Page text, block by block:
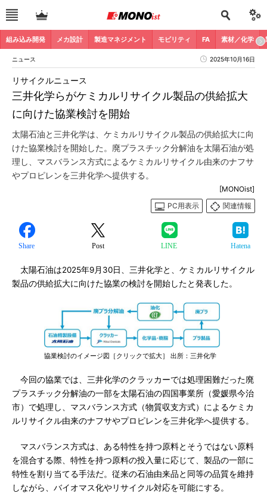
組み込み開発 メカ設計 製造マネジメント モビリティ FA 素材／化学
ニュース 2025年10月16日
三井化学らがケミカルリサイクル製品の供給拡大
に向けた協業検討を開始
リサイクルニュース
太陽石油と三井化学は、ケミカルリサイクル製品の供給拡大に向
けた協業検討を開始した。廃プラスチック分解油を太陽石油が処
理し、マスバランス方式によるケミカルリサイクル由来のナフサ
やプロピレンを三井化学へ提供する。
[MONOist]
PC用表示
関連情報
Share Post LINE Hatena
太陽石油は2025年9月30日、三井化学と、ケミカルリサイクル
製品の供給拡大に向けた協業の検討を開始したと発表した。
協業検討のイメージ図［クリックで拡大］ 出所：三井化学
今回の協業では、三井化学のクラッカーでは処理困難だった廃
プラスチック分解油の一部を太陽石油の四国事業所（愛媛県今治
市）で処理し、マスバランス方式（物質収支方式）によるケミカ
ルリサイクル由来のナフサやプロピレンを三井化学へ提供する。
マスバランス方式は、ある特性を持つ原料とそうではない原料
を混合する際、特性を持つ原料の投入量に応じて、製品の一部に
特性を割り当てる手法だ。従来の石油由来品と同等の品質を維持
しながら、バイオマス化やリサイクル対応を可能にする。